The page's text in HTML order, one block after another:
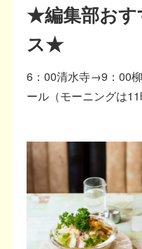
★編集部おす
ス★
6：00清水寺→9：00
ール（モーニングは11